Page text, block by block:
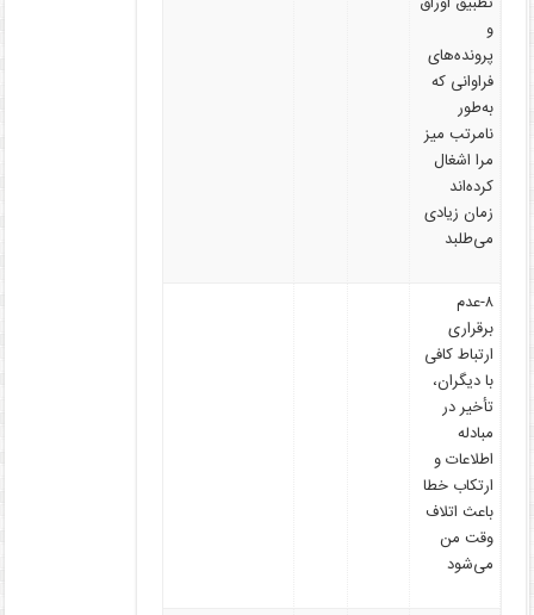
و
پرونده‌های
فراوانی که
به‌طور
نامرتب میز
مرا اشغال
کرده‌اند
زمان زیادی
می‌طلبد
۸-عدم
برقراری
ارتباط کافی
با دیگران،
تأخیر در
مبادله
اطلاعات و
ارتکاب خطا
باعث اتلاف
وقت من
می‌شود